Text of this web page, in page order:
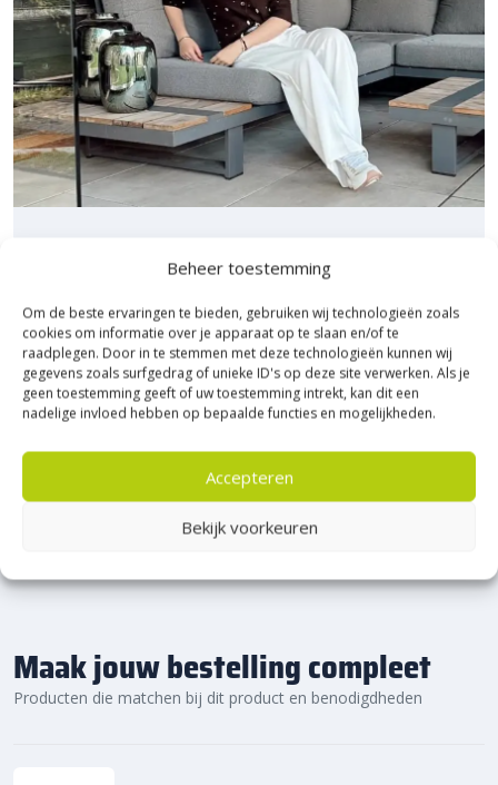
Beheer toestemming
Om de beste ervaringen te bieden, gebruiken wij technologieën zoals
cookies om informatie over je apparaat op te slaan en/of te
raadplegen. Door in te stemmen met deze technologieën kunnen wij
gegevens zoals surfgedrag of unieke ID's op deze site verwerken. Als je
geen toestemming geeft of uw toestemming intrekt, kan dit een
nadelige invloed hebben op bepaalde functies en mogelijkheden.
Accepteren
Bekijk voorkeuren
Bijna het gehele Kijlstra assortiment vind je in het
prachtige Heerde.
★ 2.500m² Experience Centre XXL in Heerde!
Kom gezellig langs!
Maak jouw bestelling compleet
Producten die matchen bij dit product en benodigdheden